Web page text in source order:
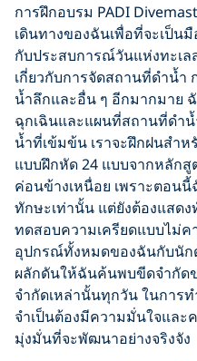
การฝึกอบรม PADI
เดินทางของฉันเพื่อที่จะเป็น
กับประสบการณ์วันแห่งทะเ
เกี่ยวกับการจัดสถานที่ดำน้ำ
น้ำลึกและอื่น ๆ อีกมากมาย
ฉุกเฉินและแผนที่สถานที่ดำ
น้ำที่เข้มข้น เราจะฝึกฝนสำ
แบบฝึกหัด 24 แบบจากหลัก
ค่อนข้างเหนื่อย เพราะตอน
ทักษะเท่านั้น แต่ยังต้องแสด
ทดสอบความเครียดแบบไม่
อุปกรณ์ทั้งหมดของฉันกับนั
ผลักดันให้ฉันค้นพบขีดจำกัด
จำกัดเหล่านั้นทุกวัน ในการ
จำเป็นต้องมีความมั่นใจแล
มุ่งมั่นที่จะพัฒนาอย่างจริงจัง